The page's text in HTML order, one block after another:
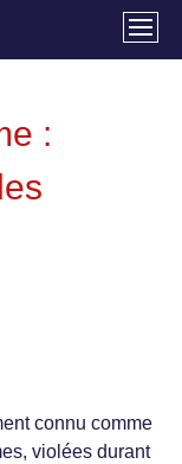
:
connu comme
violées durant